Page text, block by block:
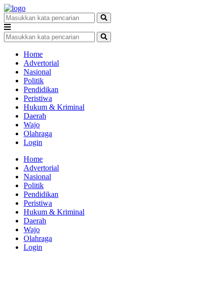
Home
Advertorial
Nasional
Politik
Pendidikan
Peristiwa
Hukum & Kriminal
Daerah
Wajo
Olahraga
Login
Home
Advertorial
Nasional
Politik
Pendidikan
Peristiwa
Hukum & Kriminal
Daerah
Wajo
Olahraga
Login